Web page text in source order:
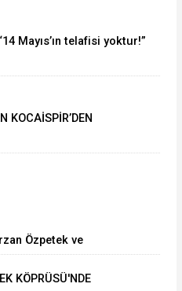
Mayıs’ın telafisi yoktur!”
KOCAİSPİR’DEN
Özpetek ve
KÖPRÜSÜ'NDE